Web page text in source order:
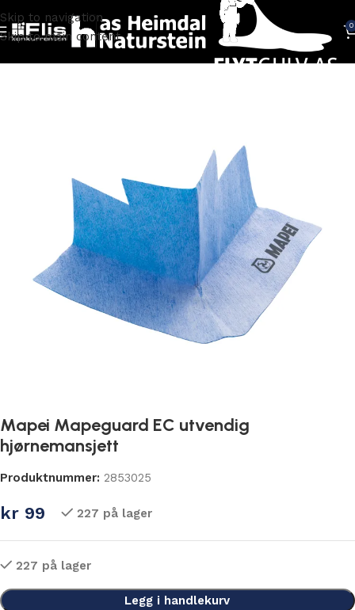
Skip to navigation
Skip to main content
0
Mapei Mapeguard EC utvendig
hjørnemansjett
Produktnummer: 2853025
kr 99 227 på lager
227 på lager
Legg i handlekurv